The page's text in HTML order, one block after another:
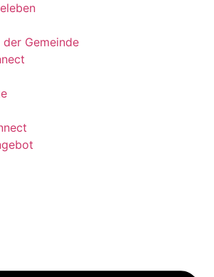
der Gemeinde